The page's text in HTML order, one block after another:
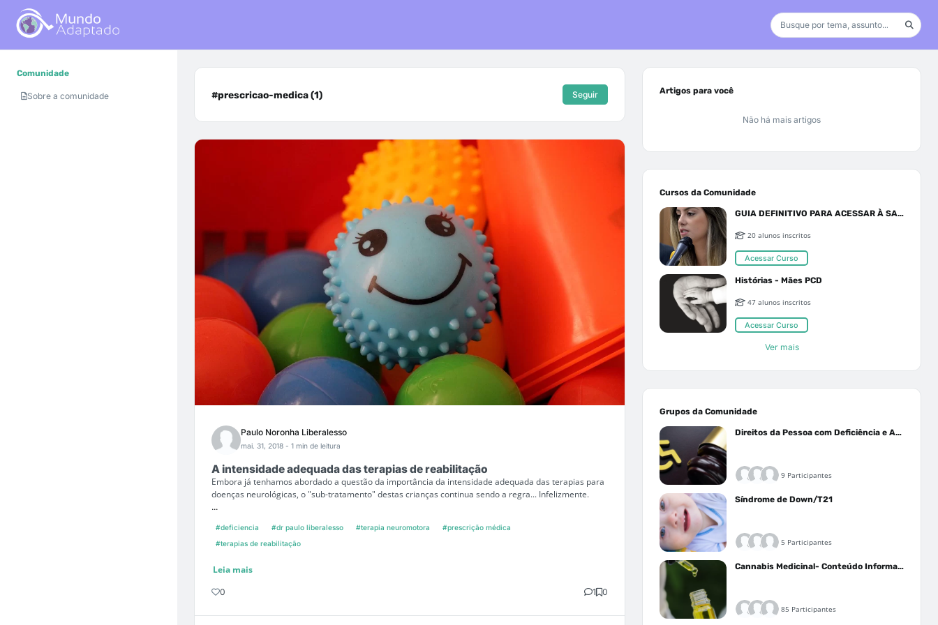
Comunidade
Sobre a comunidade #prescricao-medica (1) Seguir
Paulo Noronha Liberalesso
mai. 31, 2018 - 1 min de leitura
A intensidade adequada das terapias de reabilitação
Embora já tenhamos abordado a questão da importância da intensidade adequada das terapias para
doenças neurológicas, o "sub-tratamento" destas crianças continua sendo a regra... Infelizmente.
...
#deficiencia #dr paulo liberalesso #terapia neuromotora
#prescrição médica
#terapias de reabilitação
Leia mais
0 1 0
Artigos para você
Não há mais artigos
Cursos da Comunidade
GUIA DEFINITIVO PARA ACESSAR À SAÚDE PELO SUS OU PLANO DE SAÚDE
20 alunos inscritos
Acessar Curso
Histórias - Mães PCD
47 alunos inscritos
Acessar Curso
Ver mais
Grupos da Comunidade
Direitos da Pessoa com Deficiência e Autistas
9 Participantes
Síndrome de Down/T21
5 Participantes
Cannabis Medicinal- Conteúdo Informativo
85 Participantes